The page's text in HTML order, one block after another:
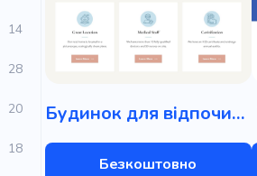
14
28
20
18
Будинок для відпочинку
Безкоштовно